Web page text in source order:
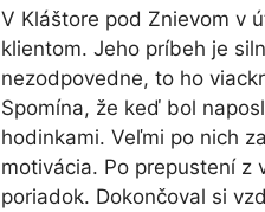
V Kláštore pod Znievom v
klientom. Jeho príbeh je
nezodpovedne, to ho
Spomína, že keď bol
hodinkami. Veľmi po nich
motivácia. Po prepustení z
poriadok. Dokončoval si